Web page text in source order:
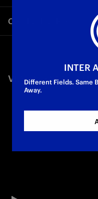
I Campioni sono così
Condividi video
Twitter
VIDEO CORRELATI
INTER
Different Fields. Same
Away.